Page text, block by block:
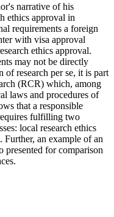
narrative of his
ethics approval in
requirements a foreign
with visa approval
ethics approval.
may not be directly
of research per se, it is part
(RCR) which, among
laws and procedures of
that a responsible
fulfilling two
local research ethics
Further, an example of an
presented for comparison